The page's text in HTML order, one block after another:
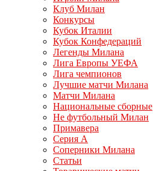
Клуб Милан
Конкурсы
Кубок Италии
Кубок Конфедераций
Легенды Милана
Лига Европы УЕФА
Лига чемпионов
Лучшие матчи Милана
Матчи Милана
Национальные сборные
Не футбольный Милан
Примавера
Серия А
Соперники Милана
Статьи